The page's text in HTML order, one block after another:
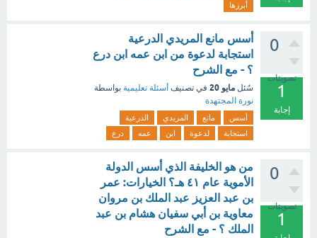
أبرزها
0
تصويتات
1
إجابة
أسس مانع المريدي الدرعية
استجابة لدعوة من ابن عمه ابن درع
؟ - مع الشرح
سُئل مايو 20 في تصنيف أسئلة تعليمية بواسطة
نورة المجتهدة
أسس مانع المريدي
الدرعية
استجابة
لدعوة ابن عمه درع
0
تصويتات
1
من هو الخليفة الذي أسس الدولة
الأموية عام ٤١ هـ؟ الخيارات: عمر
بن عبد العزيز عبد الملك بن مروان
معاوية بن أبي سفيان هشام بن عبد
الملك ؟ - مع الشرح